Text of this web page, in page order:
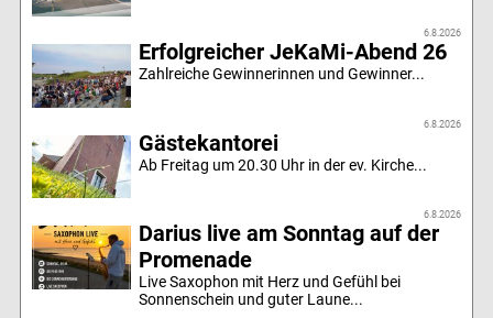
6.8.2026
Erfolgreicher JeKaMi-Abend 26
Zahlreiche Gewinnerinnen und Gewinner...
6.8.2026
Gästekantorei
Ab Freitag um 20.30 Uhr in der ev. Kirche...
6.8.2026
Darius live am Sonntag auf der
Promenade
Live Saxophon mit Herz und Gefühl bei
Sonnenschein und guter Laune...